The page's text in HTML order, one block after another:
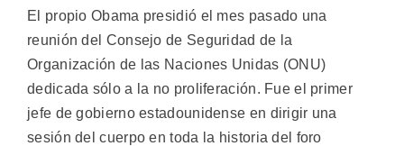
El propio Obama presidió el mes pasado una
reunión del Consejo de Seguridad de la
Organización de las Naciones Unidas (ONU)
dedicada sólo a la no proliferación. Fue el primer
jefe de gobierno estadounidense en dirigir una
sesión del cuerpo en toda la historia del foro